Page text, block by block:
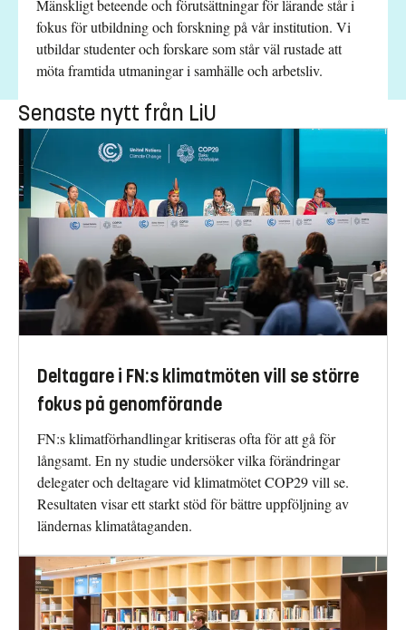
Mänskligt beteende och förutsättningar för lärande står i
fokus för utbildning och forskning på vår institution. Vi
utbildar studenter och forskare som står väl rustade att
möta framtida utmaningar i samhälle och arbetsliv.
Senaste nytt från LiU
Deltagare i FN:s klimatmöten vill se större
fokus på genomförande
FN:s klimatförhandlingar kritiseras ofta för att gå för
långsamt. En ny studie undersöker vilka förändringar
delegater och deltagare vid klimatmötet COP29 vill se.
Resultaten visar ett starkt stöd för bättre uppföljning av
ländernas klimatåtaganden.